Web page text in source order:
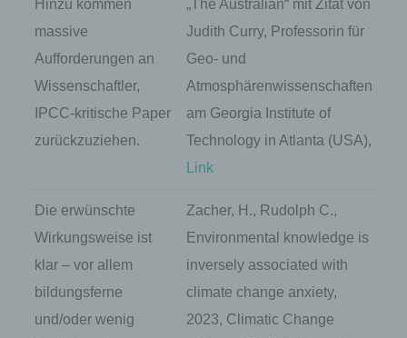
Hinzu kommen
massive
Aufforderungen an
Wissenschaftler,
IPCC-kritische Paper
zurückzuziehen.
„The Australian“ mit Zitat von
Judith Curry, Professorin für
Geo- und
Atmosphärenwissenschaften
am Georgia Institute of
Technology in Atlanta (USA),
Link
Die erwünschte
Wirkungsweise ist
klar – vor allem
bildungsferne
und/oder wenig
Zacher, H., Rudolph C.,
Environmental knowledge is
inversely associated with
climate change anxiety,
2023, Climatic Change